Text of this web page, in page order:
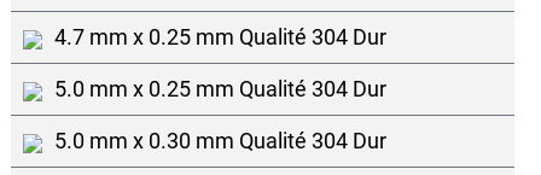
4.7 mm x 0.25 mm Qualité 304 Dur
5.0 mm x 0.25 mm Qualité 304 Dur
5.0 mm x 0.30 mm Qualité 304 Dur